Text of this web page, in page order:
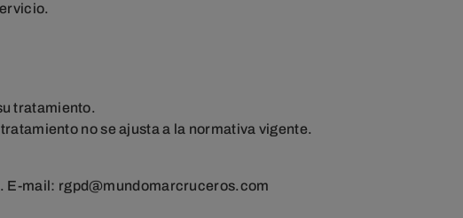
tratamiento.
no se ajusta a la normativa vigente.
E-mail: rgpd@mundomarcruceros.com